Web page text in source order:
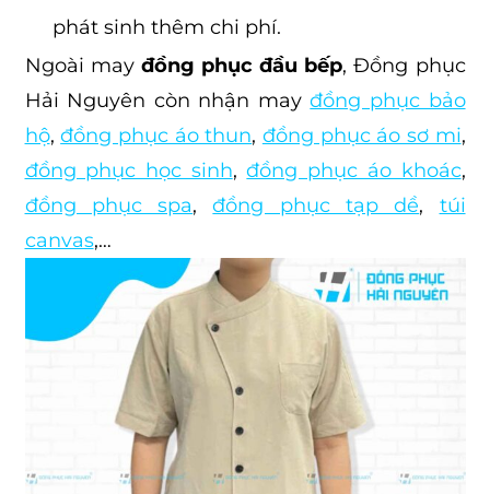
phát sinh thêm chi phí.
Ngoài may đồng phục đầu bếp, Đồng phục
Hải Nguyên còn nhận mayđồng phục bảo
hộ,đồng phục áo thun, đồng phục áo sơ mi,
đồng phục học sinh,đồng phục áo khoác,
đồng phục spa,đồng phục tạp dề, túi
canvas,…